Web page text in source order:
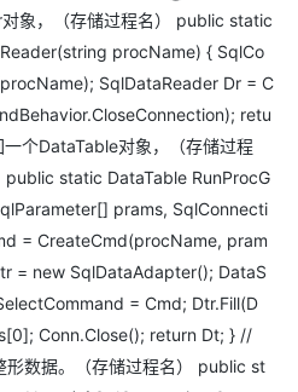
象，（存储过程名） public static
procName) { SqlCo
SqlDataReader Dr = C
retu
个DataTable对象，（存储过程
public static DataTable RunProcG
prams, SqlConnecti
= CreateCmd(procName, pram
= new SqlDataAdapter(); DataS
= Cmd; Dtr.Fill(D
Conn.Close(); return Dt; } //
数据。（存储过程名） public st